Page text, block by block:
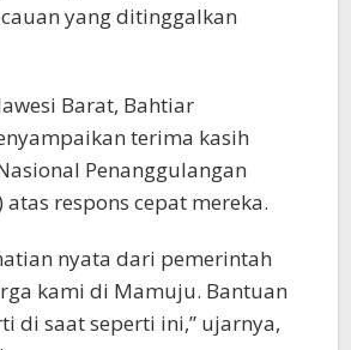
yang ditinggalkan
Barat, Bahtiar
terima kasih
Penanggulangan
atas respons cepat mereka.
nyata dari pemerintah
kami di Mamuju. Bantuan
di saat seperti ini,” ujarnya,